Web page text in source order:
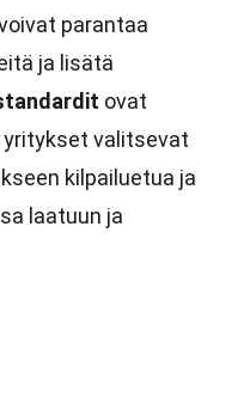
parantaa
ja lisätä
ovat
valitsevat
kilpailuetua ja
laatuun ja